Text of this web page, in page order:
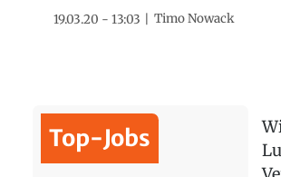
19.03.20 - 13:03 Timo Nowack
Top-Jobs